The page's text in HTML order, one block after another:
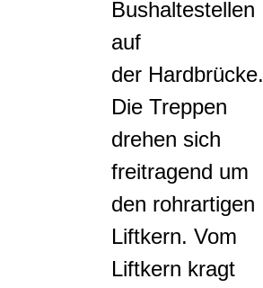
Bushaltestellen
auf
der Hardbrücke.
Die Treppen
drehen sich
freitragend um
den rohrartigen
Liftkern. Vom
Liftkern kragt